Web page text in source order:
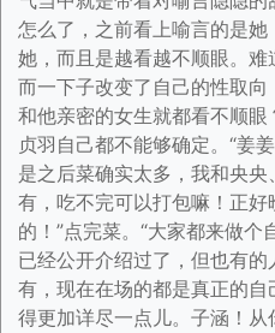
怎么了，之前看上喻言的是
她，而且是越看越不顺眼。
而一下子改变了自己的性取
和他亲密的女生就都看不顺
贞羽自己都不能够确定。“姜
是之后菜确实太多，我和央
有，吃不完可以打包嘛！正
的！”点完菜。“大家都来做
已经公开介绍过了，但也有
有，现在在场的都是真正的
得更加详尽一点儿。子涵！